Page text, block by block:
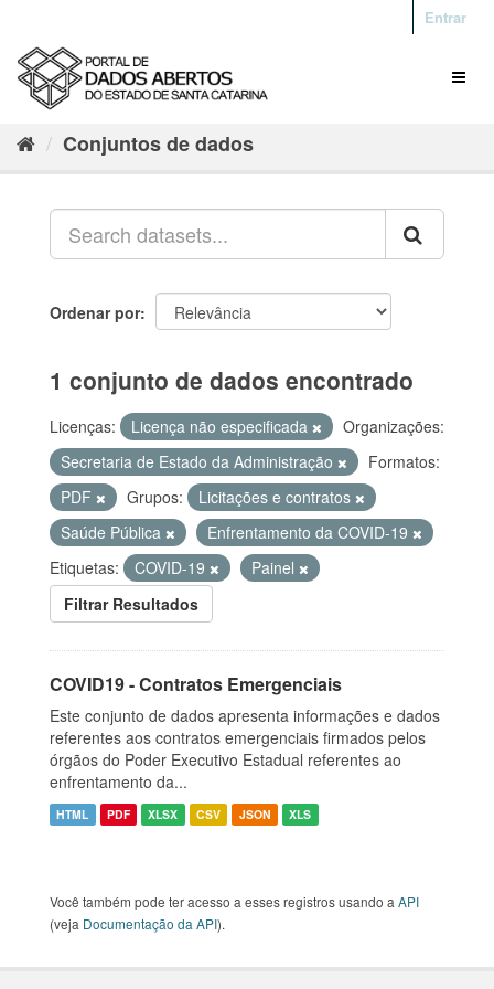
Entrar
Conjuntos de dados
Ordenar por
1 conjunto de dados encontrado
Licenças: Licença não especificada
Organizações:
Secretaria de Estado da Administração
Formatos:
PDF
Grupos:
Licitações e contratos
Saúde Pública
Enfrentamento da COVID-19
Etiquetas:
COVID-19
Painel
Filtrar Resultados
COVID19 - Contratos Emergenciais
Este conjunto de dados apresenta informações e dados
referentes aos contratos emergenciais firmados pelos
órgãos do Poder Executivo Estadual referentes ao
enfrentamento da...
HTML PDF XLSX CSV JSON XLS
Você também pode ter acesso a esses registros usando a API
(veja Documentação da API).